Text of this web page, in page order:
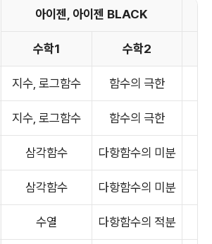
아이젠, 아이젠 BLACK
수학1 수학2
지수, 로그함수 함수의 극한
지수, 로그함수 함수의 극한
삼각함수 다항함수의 미분
삼각함수 다항함수의 미분
수열 다항함수의 적분